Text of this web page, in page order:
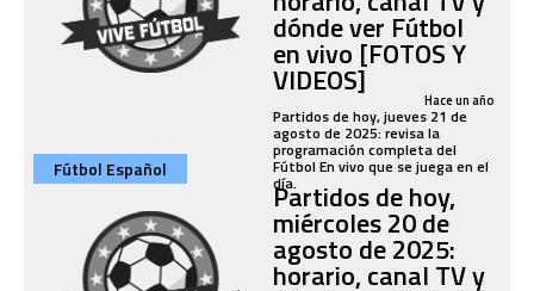
dónde ver Fútbol
en vivo [FOTOS Y
VIDEOS] Hace un año
Partidos de hoy, jueves 21 de
agosto de 2025: revisa la
programación completa del
Fútbol En vivo que se juega en el
día.
Fútbol Español
Partidos de hoy,
miércoles 20 de
agosto de 2025:
horario, canal TV y